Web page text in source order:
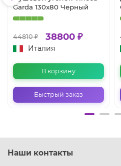
Garda 130x80 Черный
44810 ₽ 38800 ₽
Италия
В корзину
Быстрый заказ
Наши контакты